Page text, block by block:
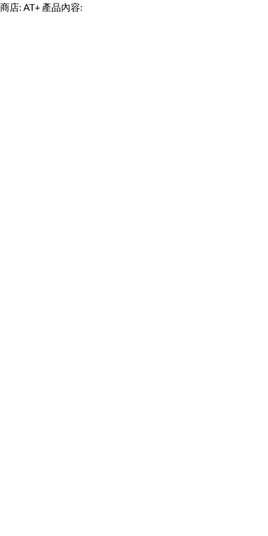
商店: AT+ 產品內容: